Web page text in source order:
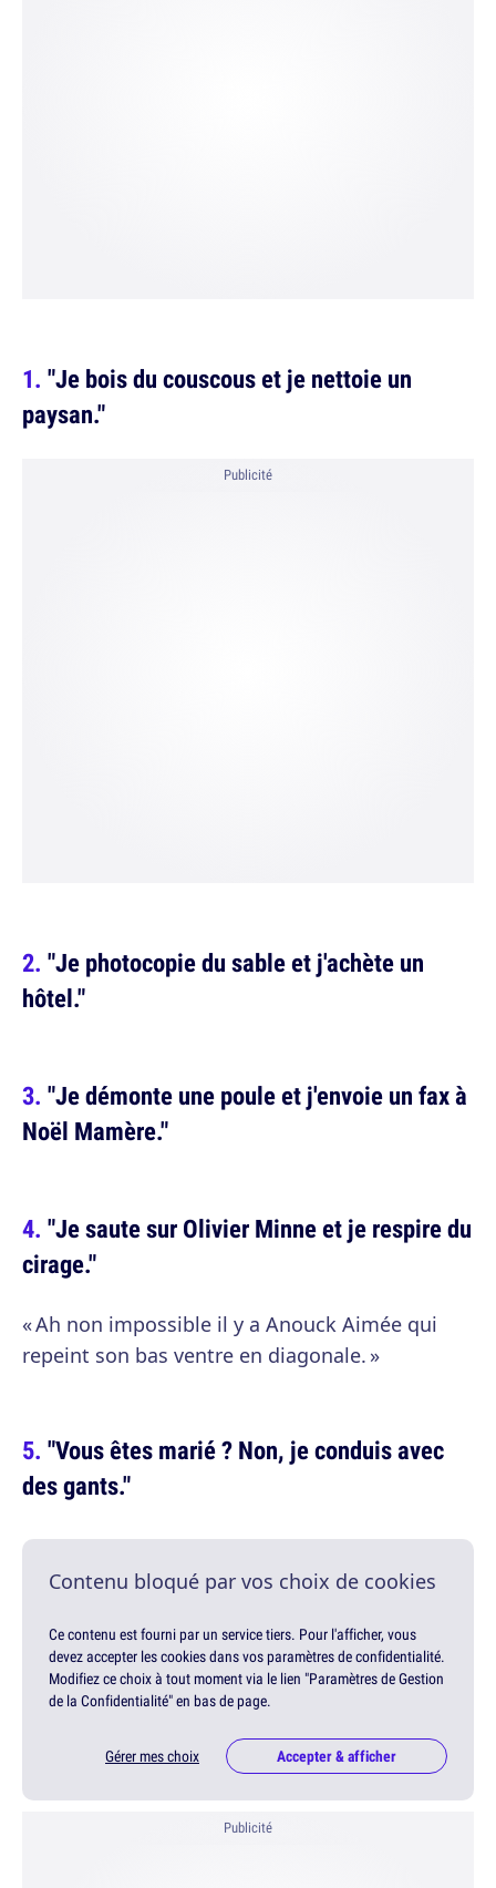
"Je bois du couscous et je nettoie un
paysan."
Publicité
"Je photocopie du sable et j'achète un
hôtel."
"Je démonte une poule et j'envoie un fax à
Noël Mamère."
"Je saute sur Olivier Minne et je respire du
cirage."
« Ah non impossible il y a Anouck Aimée qui
repeint son bas ventre en diagonale. »
"Vous êtes marié ? Non, je conduis avec
des gants."
Contenu bloqué par vos choix de cookies
Ce contenu est fourni par un service tiers. Pour l'afficher, vous
devez accepter les cookies dans vos paramètres de confidentialité.
Modifiez ce choix à tout moment via le lien "Paramètres de Gestion
de la Confidentialité" en bas de page.
Gérer mes choix Accepter & afficher
Publicité